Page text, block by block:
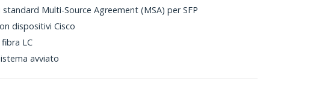
Multi-Source Agreement (MSA) per SFP
dispositivi Cisco
LC
avviato